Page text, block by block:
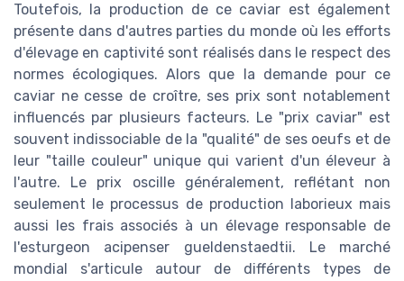
Toutefois, la production de ce caviar est également
présente dans d'autres parties du monde où les efforts
d'élevage en captivité sont réalisés dans le respect des
normes écologiques. Alors que la demande pour ce
caviar ne cesse de croître, ses prix sont notablement
influencés par plusieurs facteurs. Le "prix caviar" est
souvent indissociable de la "qualité" de ses oeufs et de
leur "taille couleur" unique qui varient d'un éleveur à
l'autre. Le prix oscille généralement, reflétant non
seulement le processus de production laborieux mais
aussi les frais associés à un élevage responsable de
l'esturgeon acipenser gueldenstaedtii. Le marché
mondial s'articule autour de différents types de